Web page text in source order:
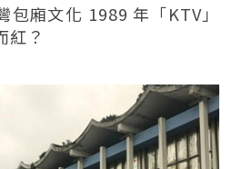
廂文化 1989 年「KTV」
紅？